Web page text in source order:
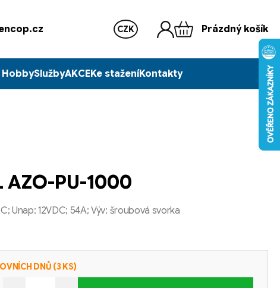
CZK Prázdný košík
SlužbyAKCEKe staženíKontakty
AZO-PU-1000
DNŮ (3 KS)
Unap: 12VDC; 54A; Výv: šroubová svorka